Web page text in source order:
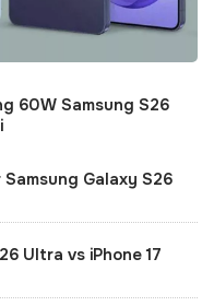
60W Samsung S26
Galaxy S26
Ultra vs iPhone 17